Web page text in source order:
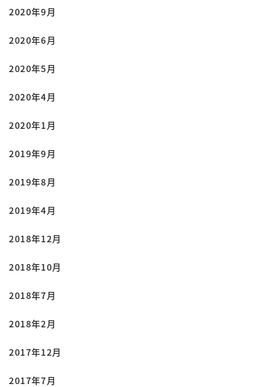
2020年9月
2020年6月
2020年5月
2020年4月
2020年1月
2019年9月
2019年8月
2019年4月
2018年12月
2018年10月
2018年7月
2018年2月
2017年12月
2017年7月